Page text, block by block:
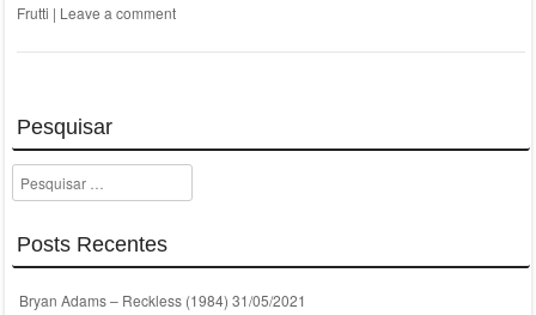
Frutti | Leave a comment
Pesquisar
Pesquisar
Posts Recentes
Bryan Adams – Reckless (1984) 31/05/2021